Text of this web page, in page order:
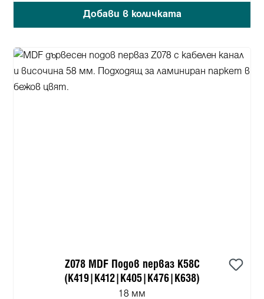
Добави в количката
Z078 MDF Подов перваз K58C
(K419|K412|K405|K476|K638)
18 мм